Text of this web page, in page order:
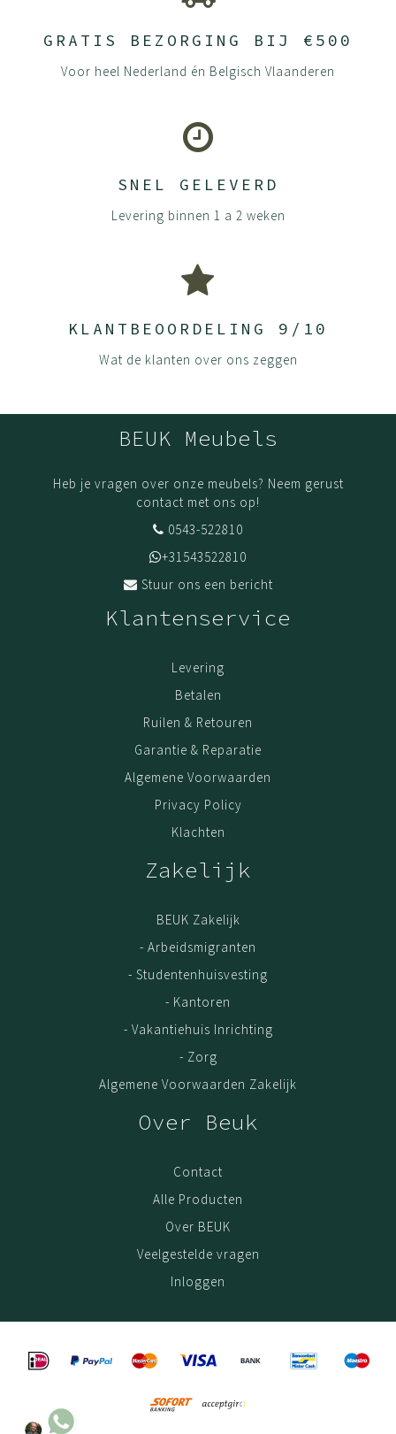
GRATIS BEZORGING BIJ €500
Voor heel Nederland én Belgisch Vlaanderen
SNEL GELEVERD
Levering binnen 1 a 2 weken
KLANTBEOORDELING 9/10
Wat de klanten over ons zeggen
BEUK Meubels
Heb je vragen over onze meubels? Neem gerust
contact met ons op!
0543-522810
+31543522810
Stuur ons een bericht
Klantenservice
Levering
Betalen
Ruilen & Retouren
Garantie & Reparatie
Algemene Voorwaarden
Privacy Policy
Klachten
Zakelijk
BEUK Zakelijk
- Arbeidsmigranten
- Studentenhuisvesting
- Kantoren
- Vakantiehuis Inrichting
- Zorg
Algemene Voorwaarden Zakelijk
Over Beuk
Contact
Alle Producten
Over BEUK
Veelgestelde vragen
Inloggen